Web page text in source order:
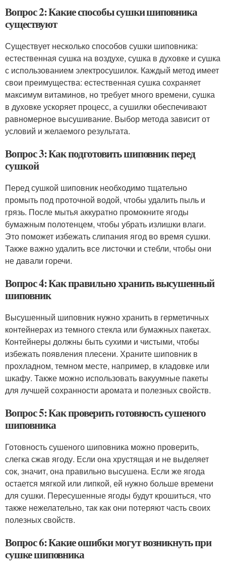
Вопрос 2: Какие способы сушки шиповника
существуют
Существует несколько способов сушки шиповника:
естественная сушка на воздухе, сушка в духовке и сушка
с использованием электросушилок. Каждый метод имеет
свои преимущества: естественная сушка сохраняет
максимум витаминов, но требует много времени, сушка
в духовке ускоряет процесс, а сушилки обеспечивают
равномерное высушивание. Выбор метода зависит от
условий и желаемого результата.
Вопрос 3: Как подготовить шиповник перед
сушкой
Перед сушкой шиповник необходимо тщательно
промыть под проточной водой, чтобы удалить пыль и
грязь. После мытья аккуратно промокните ягоды
бумажным полотенцем, чтобы убрать излишки влаги.
Это поможет избежать слипания ягод во время сушки.
Также важно удалить все листочки и стебли, чтобы они
не давали горечи.
Вопрос 4: Как правильно хранить высушенный
шиповник
Высушенный шиповник нужно хранить в герметичных
контейнерах из темного стекла или бумажных пакетах.
Контейнеры должны быть сухими и чистыми, чтобы
избежать появления плесени. Храните шиповник в
прохладном, темном месте, например, в кладовке или
шкафу. Также можно использовать вакуумные пакеты
для лучшей сохранности аромата и полезных свойств.
Вопрос 5: Как проверить готовность сушеного
шиповника
Готовность сушеного шиповника можно проверить,
слегка сжав ягоду. Если она хрустящая и не выделяет
сок, значит, она правильно высушена. Если же ягода
остается мягкой или липкой, ей нужно больше времени
для сушки. Пересушенные ягоды будут крошиться, что
также нежелательно, так как они потеряют часть своих
полезных свойств.
Вопрос 6: Какие ошибки могут возникнуть при
сушке шиповника